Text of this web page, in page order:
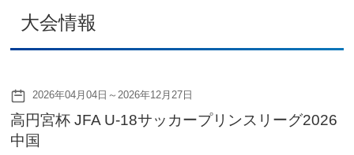
大会情報
2026年04月04日～2026年12月27日
高円宮杯 JFA U-18サッカープリンスリーグ2026
中国